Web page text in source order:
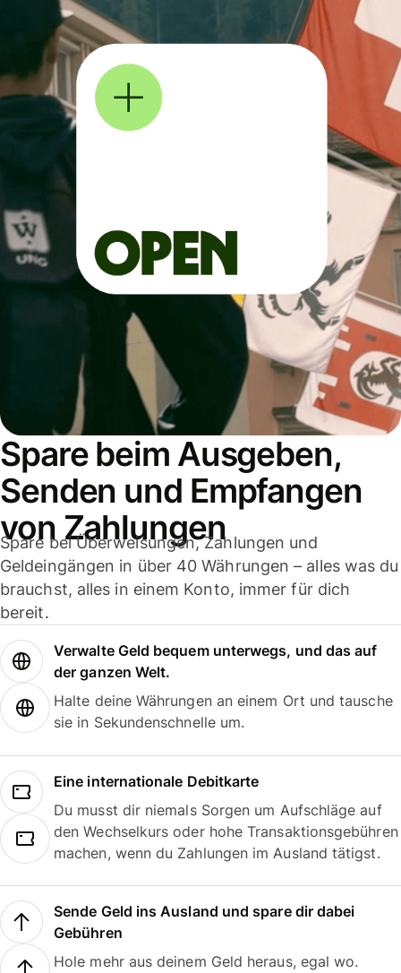
Spare beim Ausgeben,
Senden und Empfangen
von Zahlungen
Spare bei Überweisungen, Zahlungen und
Geldeingängen in über 40 Währungen – alles was du
brauchst, alles in einem Konto, immer für dich
bereit.
Verwalte Geld bequem unterwegs, und das auf
der ganzen Welt.
Halte deine Währungen an einem Ort und tausche
sie in Sekundenschnelle um.
Eine internationale Debitkarte
Du musst dir niemals Sorgen um Aufschläge auf
den Wechselkurs oder hohe Transaktionsgebühren
machen, wenn du Zahlungen im Ausland tätigst.
Sende Geld ins Ausland und spare dir dabei
Gebühren
Hole mehr aus deinem Geld heraus, egal wo.